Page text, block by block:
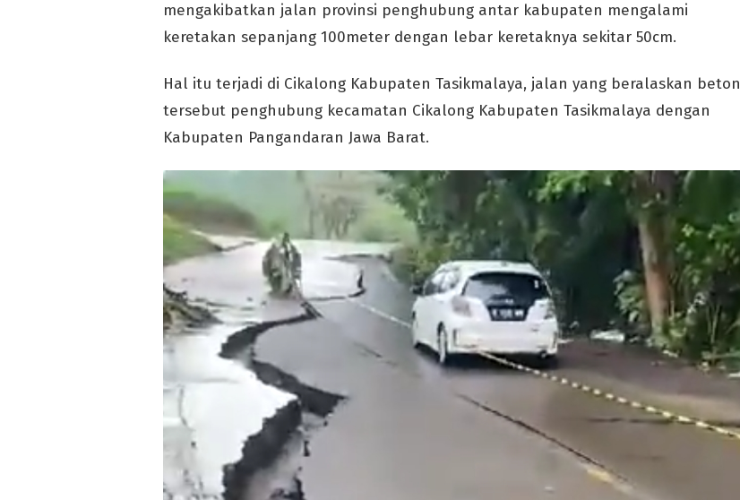
mengakibatkan jalan provinsi penghubung antar kabupaten mengalami
keretakan sepanjang 100meter dengan lebar keretaknya sekitar 50cm.
Hal itu terjadi di Cikalong Kabupaten Tasikmalaya, jalan yang beralaskan beton
tersebut penghubung kecamatan Cikalong Kabupaten Tasikmalaya dengan
Kabupaten Pangandaran Jawa Barat.